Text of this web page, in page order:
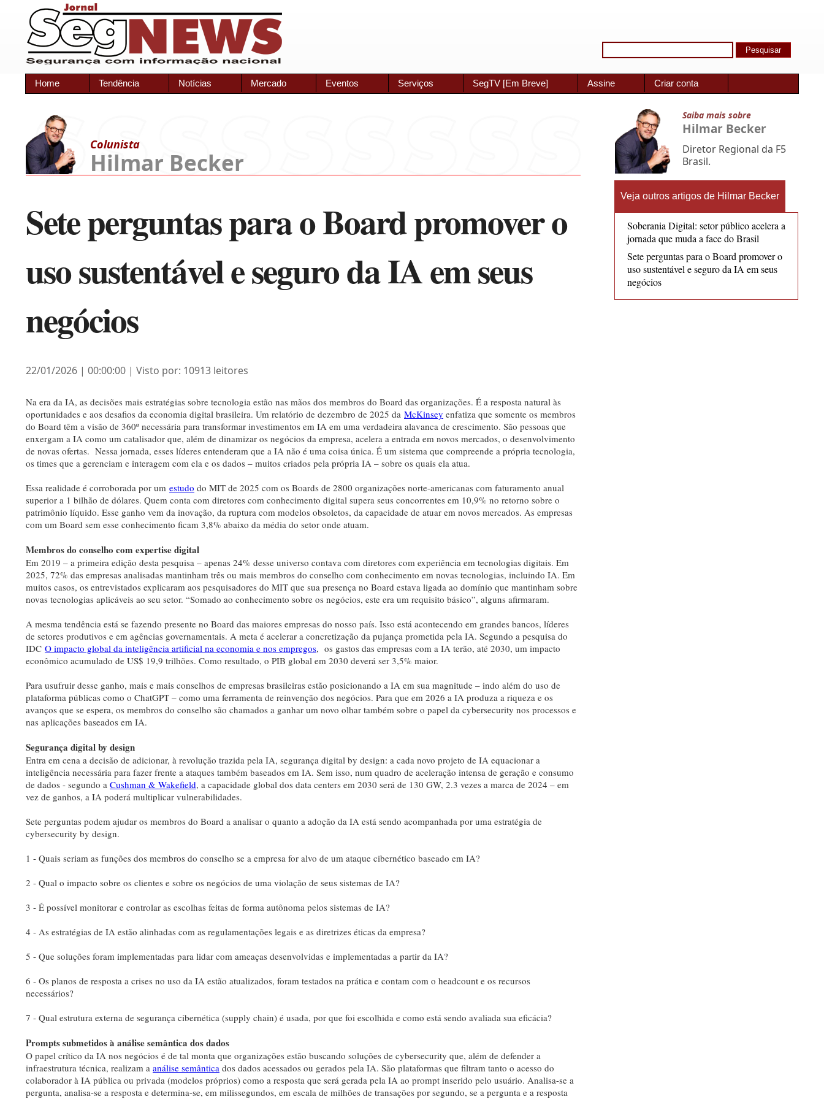
Home Tendência Notícias Mercado Eventos Serviços SegTV [Em Breve] Assine Criar conta
Colunista
Hilmar Becker
Sete perguntas para o Board promover o
uso sustentável e seguro da IA em seus
negócios
22/01/2026 | 00:00:00 | Visto por: 10913 leitores
Na era da IA, as decisões mais estratégias sobre tecnologia estão nas mãos dos membros do Board das organizações. É a resposta natural às
oportunidades e aos desafios da economia digital brasileira. Um relatório de dezembro de 2025 da McKinsey enfatiza que somente os membros
do Board têm a visão de 360º necessária para transformar investimentos em IA em uma verdadeira alavanca de crescimento. São pessoas que
enxergam a IA como um catalisador que, além de dinamizar os negócios da empresa, acelera a entrada em novos mercados, o desenvolvimento
de novas ofertas. Nessa jornada, esses líderes entenderam que a IA não é uma coisa única. É um sistema que compreende a própria tecnologia,
os times que a gerenciam e interagem com ela e os dados – muitos criados pela própria IA – sobre os quais ela atua.
Essa realidade é corroborada por um estudo do MIT de 2025 com os Boards de 2800 organizações norte-americanas com faturamento anual
superior a 1 bilhão de dólares. Quem conta com diretores com conhecimento digital supera seus concorrentes em 10,9% no retorno sobre o
patrimônio líquido. Esse ganho vem da inovação, da ruptura com modelos obsoletos, da capacidade de atuar em novos mercados. As empresas
com um Board sem esse conhecimento ficam 3,8% abaixo da média do setor onde atuam.
Membros do conselho com expertise digital
Em 2019 – a primeira edição desta pesquisa – apenas 24% desse universo contava com diretores com experiência em tecnologias digitais. Em
2025, 72% das empresas analisadas mantinham três ou mais membros do conselho com conhecimento em novas tecnologias, incluindo IA. Em
muitos casos, os entrevistados explicaram aos pesquisadores do MIT que sua presença no Board estava ligada ao domínio que mantinham sobre
novas tecnologias aplicáveis ao seu setor. “Somado ao conhecimento sobre os negócios, este era um requisito básico”, alguns afirmaram.
A mesma tendência está se fazendo presente no Board das maiores empresas do nosso país. Isso está acontecendo em grandes bancos, líderes
de setores produtivos e em agências governamentais. A meta é acelerar a concretização da pujança prometida pela IA. Segundo a pesquisa do
IDC O impacto global da inteligência artificial na economia e nos empregos, os gastos das empresas com a IA terão, até 2030, um impacto
econômico acumulado de US$ 19,9 trilhões. Como resultado, o PIB global em 2030 deverá ser 3,5% maior.
Para usufruir desse ganho, mais e mais conselhos de empresas brasileiras estão posicionando a IA em sua magnitude – indo além do uso de
plataforma públicas como o ChatGPT – como uma ferramenta de reinvenção dos negócios. Para que em 2026 a IA produza a riqueza e os
avanços que se espera, os membros do conselho são chamados a ganhar um novo olhar também sobre o papel da cybersecurity nos processos e
nas aplicações baseados em IA.
Segurança digital by design
Entra em cena a decisão de adicionar, à revolução trazida pela IA, segurança digital by design: a cada novo projeto de IA equacionar a
inteligência necessária para fazer frente a ataques também baseados em IA. Sem isso, num quadro de aceleração intensa de geração e consumo
de dados - segundo a Cushman & Wakefield, a capacidade global dos data centers em 2030 será de 130 GW, 2.3 vezes a marca de 2024 – em
vez de ganhos, a IA poderá multiplicar vulnerabilidades.
Sete perguntas podem ajudar os membros do Board a analisar o quanto a adoção da IA está sendo acompanhada por uma estratégia de
cybersecurity by design.
1 - Quais seriam as funções dos membros do conselho se a empresa for alvo de um ataque cibernético baseado em IA?
2 - Qual o impacto sobre os clientes e sobre os negócios de uma violação de seus sistemas de IA?
3 - É possível monitorar e controlar as escolhas feitas de forma autônoma pelos sistemas de IA?
4 - As estratégias de IA estão alinhadas com as regulamentações legais e as diretrizes éticas da empresa?
5 - Que soluções foram implementadas para lidar com ameaças desenvolvidas e implementadas a partir da IA?
6 - Os planos de resposta a crises no uso da IA estão atualizados, foram testados na prática e contam com o headcount e os recursos
necessários?
7 - Qual estrutura externa de segurança cibernética (supply chain) é usada, por que foi escolhida e como está sendo avaliada sua eficácia?
Prompts submetidos à análise semântica dos dados
O papel crítico da IA nos negócios é de tal monta que organizações estão buscando soluções de cybersecurity que, além de defender a
infraestrutura técnica, realizam a análise semântica dos dados acessados ou gerados pela IA. São plataformas que filtram tanto o acesso do
colaborador à IA pública ou privada (modelos próprios) como a resposta que será gerada pela IA ao prompt inserido pelo usuário. Analisa-se a
pergunta, analisa-se a resposta e determina-se, em milissegundos, em escala de milhões de transações por segundo, se a pergunta e a resposta
Saiba mais sobre
Hilmar Becker
Diretor Regional da F5
Brasil.
Veja outros artigos de Hilmar Becker
Soberania Digital: setor público acelera a
jornada que muda a face do Brasil
Sete perguntas para o Board promover o
uso sustentável e seguro da IA em seus
negócios